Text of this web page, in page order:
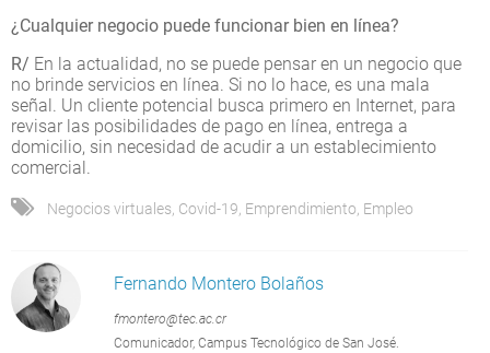
¿Cualquier negocio puede funcionar bien en línea?
R/ En la actualidad, no se puede pensar en un negocio que
no brinde servicios en línea. Si no lo hace, es una mala
señal. Un cliente potencial busca primero en Internet, para
revisar las posibilidades de pago en línea, entrega a
domicilio, sin necesidad de acudir a un establecimiento
comercial.
Negocios virtuales Covid-19 Emprendimiento Empleo
Fernando Montero Bolaños
fmontero@tec.ac.cr
Comunicador, Campus Tecnológico de San José.